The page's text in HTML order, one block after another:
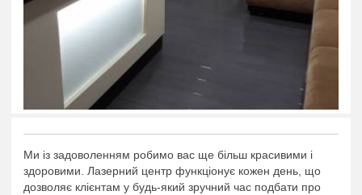
Ми із задоволенням робимо вас ще більш красивими і
здоровими. Лазерний центр функціонує кожен день, що
дозволяє клієнтам у будь-який зручний час подбати про